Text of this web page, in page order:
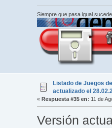
Siempre que pasa igual
Listado de Juegos
actualizado el
« Respuesta #35 en: 11 de
Versión